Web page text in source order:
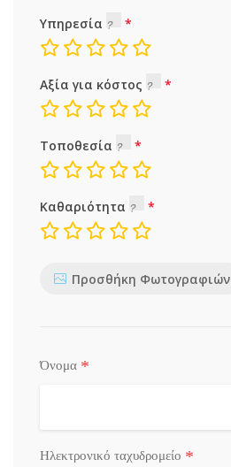
Υπηρεσία
Αξία για κόστος
Τοποθεσία
Καθαριότητα
Προσθήκη Φωτογραφιών
Όνομα *
Ηλεκτρονικό ταχυδρομείο *